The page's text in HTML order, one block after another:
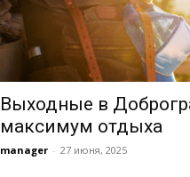
Выходные в
максимум отдыха
manager - 27 июня, 2025